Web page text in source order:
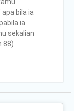
bila ia
ia
sekalian
88)